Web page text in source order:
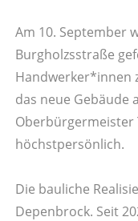
Am 10. September
Burgholzsstraße
Handwerker*innen
das neue Gebäude
Oberbürgermeister
höchstpersönlich.
Die bauliche
Depenbrock. Seit